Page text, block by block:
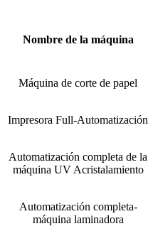
Nombre de la máquina
Máquina de corte de papel
Impresora Full-Automatización
Automatización completa de la
máquina UV Acristalamiento
Automatización completa-
máquina laminadora